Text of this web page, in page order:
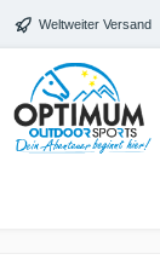
Weltweiter Versand